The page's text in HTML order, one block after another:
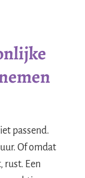
passend.
Of omdat
rust. Een